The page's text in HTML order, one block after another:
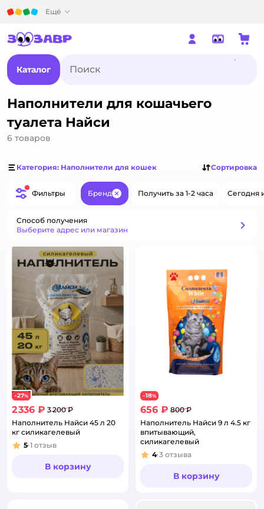
Ещё
Каталог
Наполнители для кошачьего
туалета Найси
6 товаров
Категория: Наполнители для кошек Сортировка
Фильтры Бренд ЗакрытьПолучить за 1-2 часа Сегодня
Способ получения
Выберите адрес или магазин
−27%
2 336 ₽ 3 200 ₽
Наполнитель Найси 45 л 20
кг силикагелевый
Рейтинг:
5 1 отзыв
В корзину
−18%
656 ₽ 800 ₽
Наполнитель Найси 9 л 4.5 кг
впитывающий,
силикагелевый
Рейтинг:
4 3 отзыва
В корзину